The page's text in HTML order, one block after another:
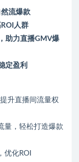
流爆款
人群
助力直播GMV爆
定盈利
升直播间流量权
量，轻松打造爆款
优化ROI